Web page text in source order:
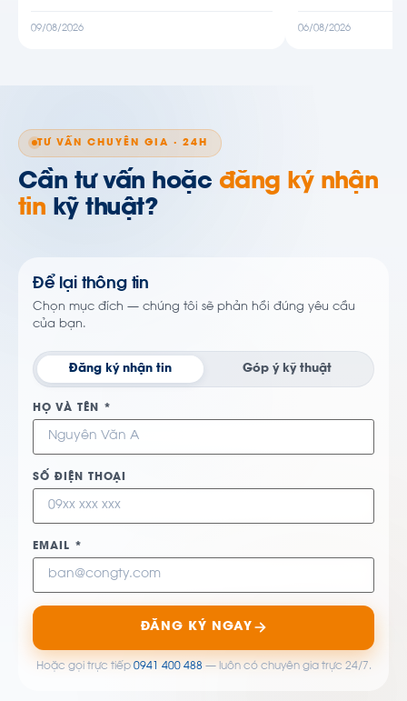
09/08/2026 06/08/2026
TƯ VẤN CHUYÊN GIA · 24H
Cần tư vấn hoặc đăng ký nhận
tin kỹ thuật?
Để lại thông tin
Chọn mục đích — chúng tôi sẽ phản hồi đúng yêu cầu
của bạn.
Đăng ký nhận tin Góp ý kỹ thuật
HỌ VÀ TÊN *
SỐ ĐIỆN THOẠI
EMAIL *
ĐĂNG KÝ NGAY
Hoặc gọi trực tiếp 0941 400 488— luôn có chuyên gia trực 24/7.